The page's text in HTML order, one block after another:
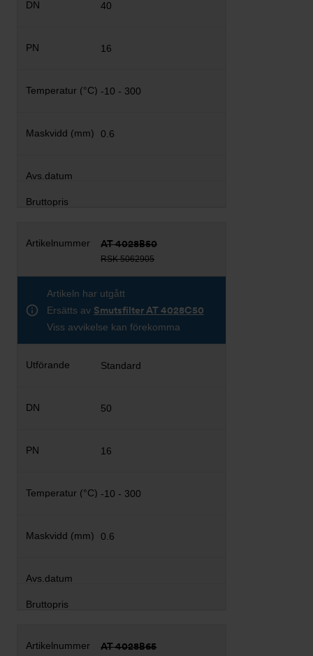
40
16
-10 - 300
0.6
AT 4028B50
RSK 5062905
Artikeln har utgått
Ersätts av Smutsfilter AT 4028C50
Viss avvikelse kan förekomma
Standard
50
16
-10 - 300
0.6
AT 4028B65